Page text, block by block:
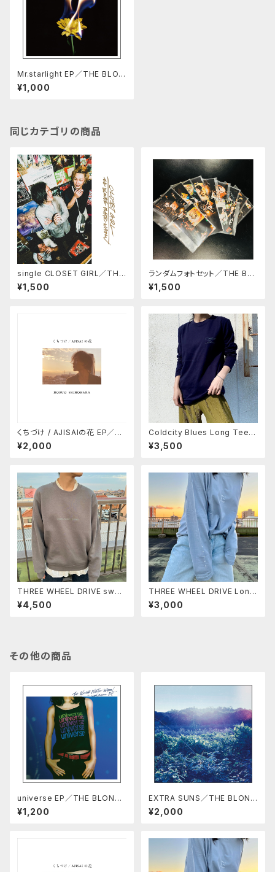
Mr.starlight EP／THE BLON
DIE PLASTIC WAGON
¥1,000
同じカテゴリの商品
single CLOSET GIRL／THE
BLONDIE PLASTIC WAGON
¥1,500
ランダムフォトセット／THE BL
ONDIE PLASTIC WAGON
¥1,500
くちづけ / AJISAIの花 EP／N
OBUO SHINOHARA
¥2,000
Coldcity Blues Long Tee／
THE BLONDIE PLASTIC WA
GON
¥3,500
THREE WHEEL DRIVE swea
t／THE BLONDIE PLASTIC
WAGON
¥4,500
THREE WHEEL DRIVE Long
Tee／THE BLONDIE PLAST
IC WAGON
¥3,000
その他の商品
universe EP／THE BLONDI
E PLASTIC WAGON
¥1,200
EXTRA SUNS／THE BLOND
IE PLASTIC WAGON
¥2,000